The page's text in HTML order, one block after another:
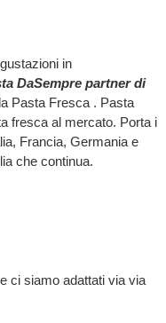
in
DaSempre partner di
Pasta Fresca . Pasta
fresca al mercato. Porta i
Francia, Germania e
che continua.
ci siamo adattati via via